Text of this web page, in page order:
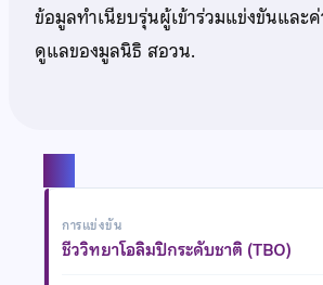
ข้อมูลทำเนียบรุ่นผู้เข้าร่วมแข่งขันและ
ดูแลของมูลนิธิ สอวน.
การแข่งขัน
ชีววิทยาโอลิมปิกระดับชาติ (TBO)